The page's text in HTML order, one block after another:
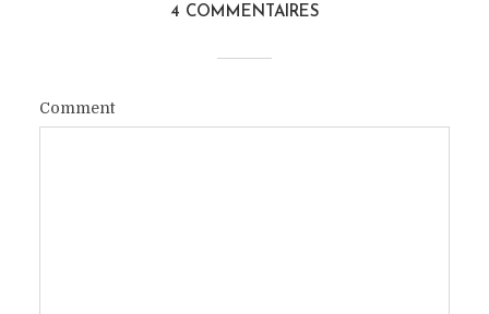
4 COMMENTAIRES
Comment